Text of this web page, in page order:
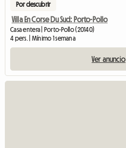
Por descubrir
Villa En Corse Du Sud: Porto-Pollo
Casa entera | Porto-Pollo (20140)
4 pers. | Mínimo 1 semana
Ver anuncio